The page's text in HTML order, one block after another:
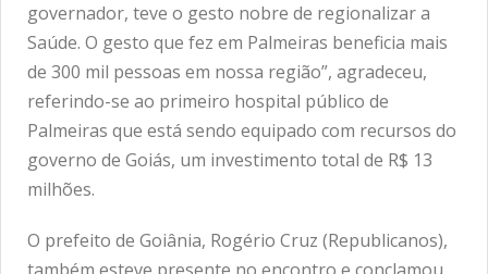
governador, teve o gesto nobre de regionalizar a
Saúde. O gesto que fez em Palmeiras beneficia mais
de 300 mil pessoas em nossa região”, agradeceu,
referindo-se ao primeiro hospital público de
Palmeiras que está sendo equipado com recursos do
governo de Goiás, um investimento total de R$ 13
milhões.
O prefeito de Goiânia, Rogério Cruz (Republicanos),